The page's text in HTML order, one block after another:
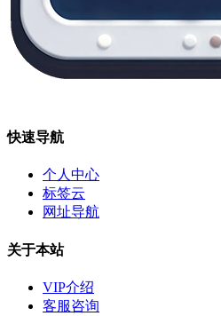
快速导航
个人中心
标签云
网址导航
关于本站
VIP介绍
客服咨询